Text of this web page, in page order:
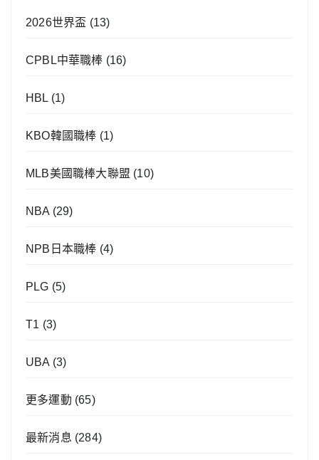
2026世界盃 (13)
CPBL中華職棒 (16)
HBL (1)
KBO韓國職棒 (1)
MLB美國職棒大聯盟 (10)
NBA (29)
NPB日本職棒 (4)
PLG (5)
T1 (3)
UBA (3)
更多運動 (65)
最新消息 (284)